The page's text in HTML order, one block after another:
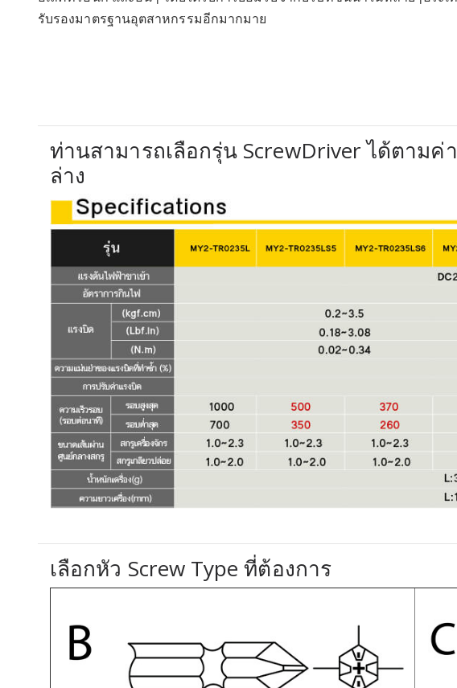
รับรองมาตรฐานอุตสาหกรรมอีกมากมาย
ท่านสามารถเลือกรุ่น ScrewDriver ได้ตาม
ล่าง
เลือกหัว Screw Type ที่ต้องการ